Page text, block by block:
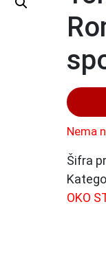
Nema
Šifra
OKO